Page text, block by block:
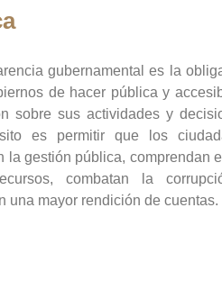
gubernamental es la
de hacer pública y
sobre sus actividades y
es permitir que los
la gestión pública, comprendan
combatan la
una mayor rendición de cuentas.